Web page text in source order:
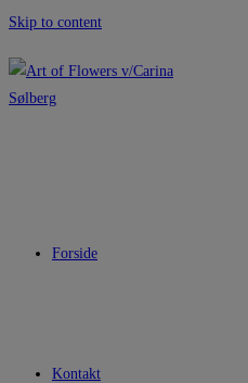
Skip to content
Forside
Kontakt